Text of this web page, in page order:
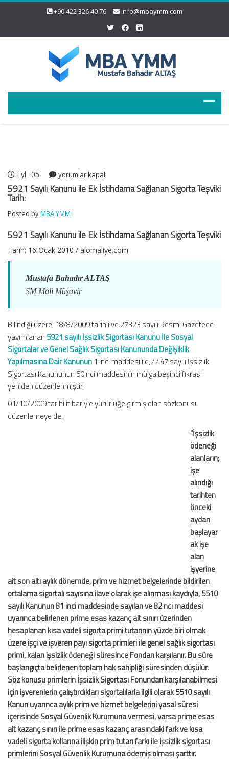
+90 422 326 40 76 info@mbaymm.com
Eyl 05
5921
Sayılı
Ek
Sağlanan
Sigorta
için
yorumlar kapalı
5921 Sayılı Kanunu ile Ek İstihdama Sağlanan Sigorta Teşviki
Tarih:
Posted byMBA YMM
5921 Sayılı Kanunu ile Ek İstihdama Sağlanan Sigorta Teşviki
Tarih: 16 Ocak 2010 / alomaliye.com
Mustafa Bahadır ALTAŞ
SM.Mali Müşavir
Bilindiği üzere, 18/8/2009 tarihli ve 27323 sayılı Resmi Gazetede
yayımlanan 5921 sayılı İşsizlik Sigortası Kanunu İle Sosyal
Sigortalar ve Genel Sağlık Sigortası Kanununda Değişiklik
Yapılmasına Dair Kanunun 1 inci maddesi ile, 4447 sayılı İşsizlik
Sigortası Kanununun 50 nci maddesinin mülga beşinci fıkrası
yeniden düzenlenmiştir.
01/10/2009 tarihi itibariyle yürürlüğe girmiş olan sözkonusu
düzenlemeye de,
“İşsizlik
ödeneği
alanların;
işe
alındığı
tarihten
önceki
aydan
başlayar
ak işe
alan
işyerine
ait son altı aylık dönemde, prim ve hizmet belgelerinde bildirilen
ortalama sigortalı sayısına ilave olarak işe alınması kaydıyla, 5510
sayılı Kanunun 81 inci maddesinde sayılan ve 82 nci maddesi
uyarınca belirlenen prime esas kazanç alt sınırı üzerinden
hesaplanan kısa vadeli sigorta primi tutarının yüzde biri olmak
üzere işçi ve işveren payı sigorta primleri ile genel sağlık sigortası
primi, kalan işsizlik ödeneği süresince Fondan karşılanır. Bu süre
başlangıçta belirlenen toplam hak sahipliği süresinden düşülür.
Söz konusu primlerin İşsizlik Sigortası Fonundan karşılanabilmesi
için işverenlerin çalıştırdıkları sigortalılarla ilgili olarak 5510 sayılı
Kanun uyarınca aylık prim ve hizmet belgelerini yasal süresi
içerisinde Sosyal Güvenlik Kurumuna vermesi, varsa prime esas
alt kazanç sınırı ile prime esas kazanç arasındaki fark ve kısa
vadeli sigorta kollarına ilişkin prim tutarı farkı ile işsizlik sigortası
primlerini Sosyal Güvenlik Kurumuna ödemiş olması şarttır.